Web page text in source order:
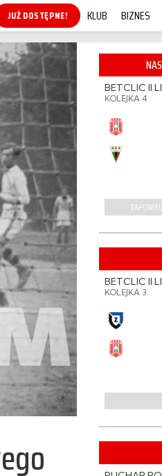
KUP ONLINE! KLUB BIZNES
BETCLIC II
KOLEJKA 4
BETCLIC II
KOLEJKA 3